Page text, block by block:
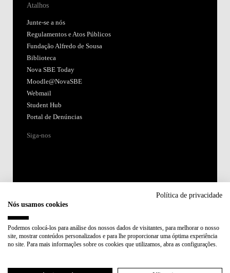
Atalhos
Junte-se a nós
Regulamentos e Atos Públicos
Fundação Alfredo de Sousa
Biblioteca
Nova SBE Today
Moodle@NovaSBE
Webmail
Student Hub
Portal de Denúncias
Siga-nos
Membro de:
Política de privacidade
Nós usamos cookies
Podemos colocá-los para análise dos nossos dados de visitantes, para melhorar o nosso
site, mostrar conteúdos personalizados e para lhe proporcionar uma óptima experiência
no site. Para mais informações sobre os cookies que utilizamos, abra as configurações.